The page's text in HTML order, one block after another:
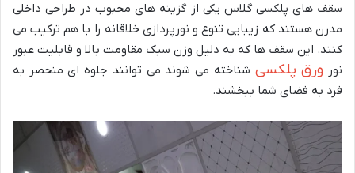
سقف های پلکسی گلاس یکی از گزینه های محبوب در طراحی داخلی
مدرن هستند که زیبایی تنوع و نورپردازی خلاقانه را با هم ترکیب می
کنند. این سقف ها که به دلیل وزن سبک مقاومت بالا و قابلیت عبور
نور ورق پلکسی شناخته می شوند می توانند جلوه ای منحصر به
فرد به فضای شما ببخشند.